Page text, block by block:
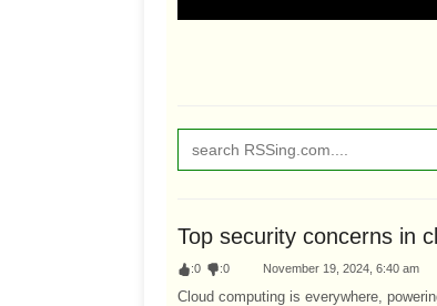
Top security concerns in
:0 :0 November 19, 2024, 6:40 am
Cloud computing is everywhere,